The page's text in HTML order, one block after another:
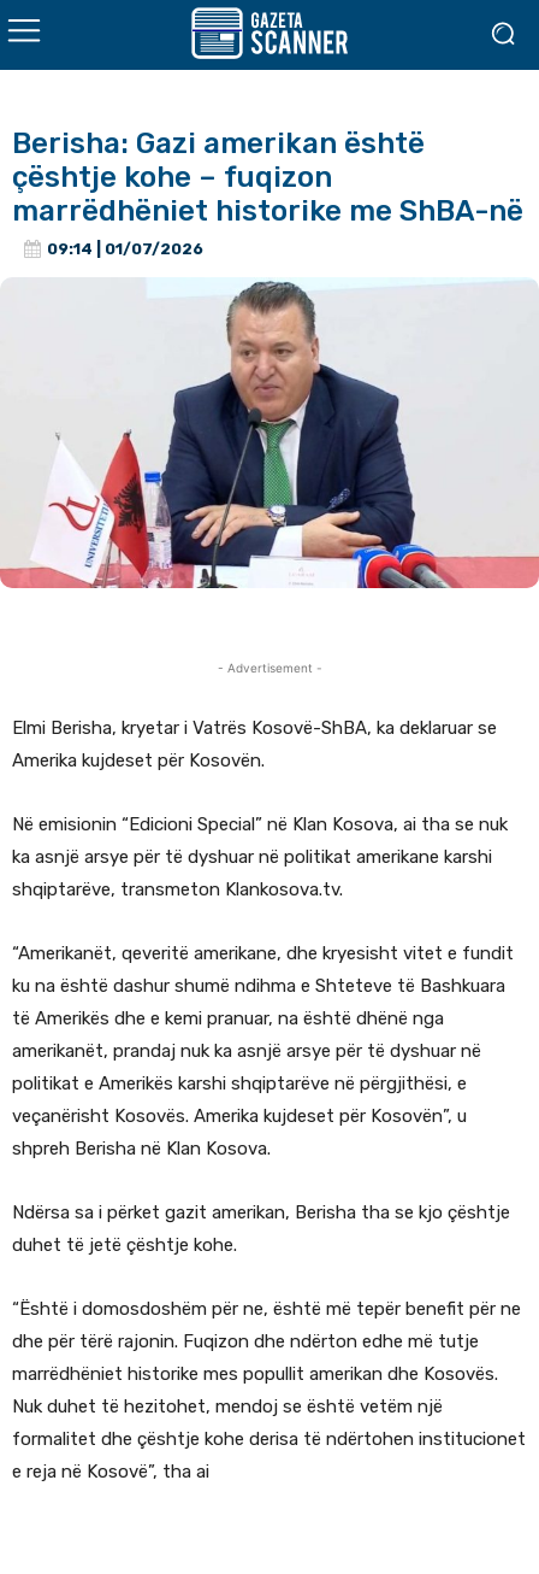
Berisha: Gazi amerikan është
çështje kohe – fuqizon
marrëdhëniet historike me ShBA-në
09:14 | 01/07/2026
- Advertisement -
Elmi Berisha, kryetar i Vatrës Kosovë-ShBA, ka deklaruar se
Amerika kujdeset për Kosovën.
Në emisionin “Edicioni Special” në Klan Kosova, ai tha se nuk
ka asnjë arsye për të dyshuar në politikat amerikane karshi
shqiptarëve, transmeton Klankosova.tv.
“Amerikanët, qeveritë amerikane, dhe kryesisht vitet e fundit
ku na është dashur shumë ndihma e Shteteve të Bashkuara
të Amerikës dhe e kemi pranuar, na është dhënë nga
amerikanët, prandaj nuk ka asnjë arsye për të dyshuar në
politikat e Amerikës karshi shqiptarëve në përgjithësi, e
veçanërisht Kosovës. Amerika kujdeset për Kosovën”, u
shpreh Berisha në Klan Kosova.
Ndërsa sa i përket gazit amerikan, Berisha tha se kjo çështje
duhet të jetë çështje kohe.
“Është i domosdoshëm për ne, është më tepër benefit për ne
dhe për tërë rajonin. Fuqizon dhe ndërton edhe më tutje
marrëdhëniet historike mes popullit amerikan dhe Kosovës.
Nuk duhet të hezitohet, mendoj se është vetëm një
formalitet dhe çështje kohe derisa të ndërtohen institucionet
e reja në Kosovë”, tha ai